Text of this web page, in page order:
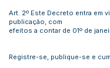
Art. 2º Este Decreto entra em
publicação, com
efeitos a contar de 01º de
Registre-se, publique-se e